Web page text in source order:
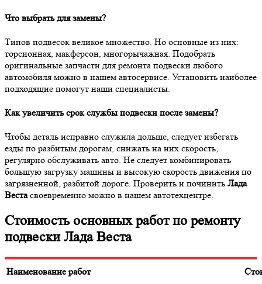
Что выбрать для замены?
Типов подвесок великое множество. Но основные из них:
торсионная, макферсон, многорычажная. Подобрать
оригинальные запчасти для ремонта подвески любого
автомобиля можно в нашем автосервисе. Установить наиболее
подходящие помогут наши специалисты.
Как увеличить срок службы подвески после замены?
Чтобы деталь исправно служила дольше, следует избегать
езды по разбитым дорогам, снижать на них скорость,
регулярно обслуживать авто. Не следует комбинировать
большую загрузку машины и высокую скорость движения по
загрязненной, разбитой дороге. Проверить и починить Лада
Вестасвоевременно можно в нашем автотехцентре.
Стоимость основных работ по ремонту
подвески Лада Веста
Наименование работ